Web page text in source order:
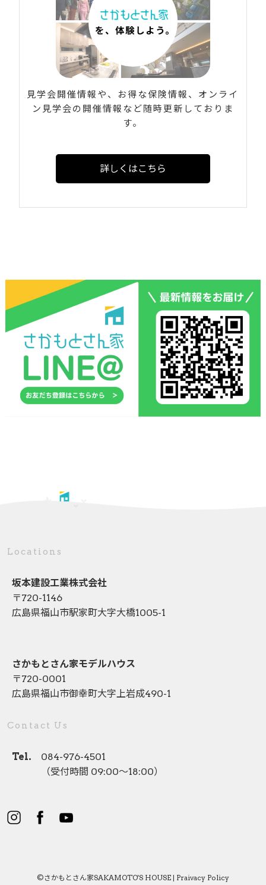
見学会開催情報や、お得な保険情報、オンライ
ン見学会の開催情報など随時更新しておりま
す。
詳しくはこちら
Locations
坂本建設工業株式会社
〒720-1146
広島県福山市駅家町大字大橋1005-1
さかもとさん家モデルハウス
〒720-0001
広島県福山市御幸町大字上岩成490-1
Contact Us
Tel.
084-976-4501
（受付時間 09:00〜18:00）
©︎さかもとさん家SAKAMOTO'S HOUSE | Praivacy Policy